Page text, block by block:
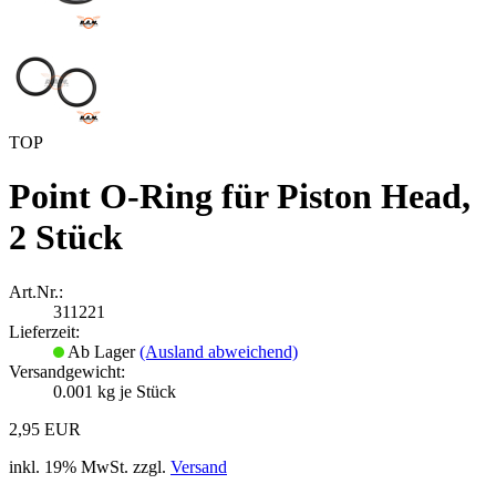
TOP
Point O-Ring für Piston Head,
2 Stück
Art.Nr.:
311221
Lieferzeit:
Ab Lager(Ausland abweichend)
Versandgewicht:
0.001 kg je Stück
2,95 EUR
inkl. 19% MwSt. zzgl. Versand